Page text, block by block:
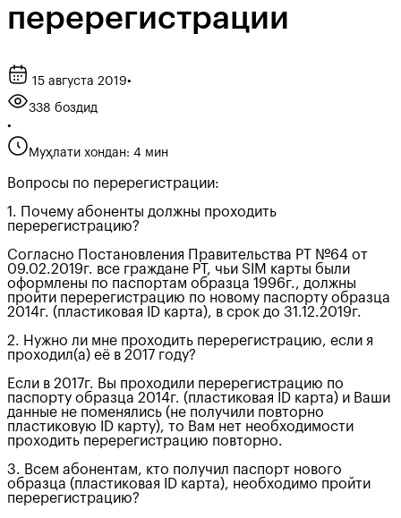
перерегистрации
15 августа 2019•
338 боздид
•
Муҳлати хондан: 4 мин
Вопросы по перерегистрации:
1. Почему абоненты должны проходить
перерегистрацию?
Согласно Постановления Правительства РТ №64 от
09.02.2019г. все граждане РТ, чьи SIM карты были
оформлены по паспортам образца 1996г., должны
пройти перерегистрацию по новому паспорту образца
2014г. (пластиковая ID карта), в срок до 31.12.2019г.
2. Нужно ли мне проходить перерегистрацию, если я
проходил(а) её в 2017 году?
Если в 2017г. Вы проходили перерегистрацию по
паспорту образца 2014г. (пластиковая ID карта) и Ваши
данные не поменялись (не получили повторно
пластиковую ID карту), то Вам нет необходимости
проходить перерегистрацию повторно.
3. Всем абонентам, кто получил паспорт нового
образца (пластиковая ID карта), необходимо пройти
перерегистрацию?